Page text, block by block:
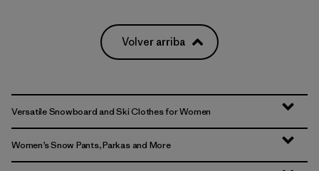
Volver arriba
Versatile Snowboard and Ski Clothes for Women
Women’s Snow Pants, Parkas and More